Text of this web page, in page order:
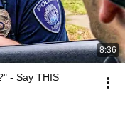
8:36
- Say THIS